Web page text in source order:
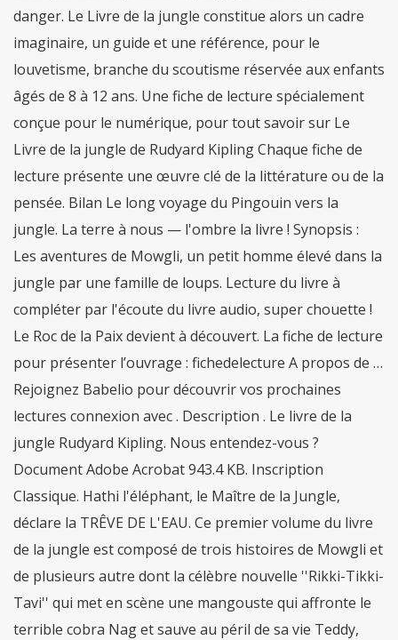
danger. Le Livre de la jungle constitue alors un cadre
imaginaire, un guide et une référence, pour le
louvetisme, branche du scoutisme réservée aux enfants
âgés de 8 à 12 ans. Une fiche de lecture spécialement
conçue pour le numérique, pour tout savoir sur Le
Livre de la jungle de Rudyard Kipling Chaque fiche de
lecture présente une œuvre clé de la littérature ou de la
pensée. Bilan Le long voyage du Pingouin vers la
jungle. La terre à nous — l'ombre la livre ! Synopsis :
Les aventures de Mowgli, un petit homme élevé dans la
jungle par une famille de loups. Lecture du livre à
compléter par l'écoute du livre audio, super chouette !
Le Roc de la Paix devient à découvert. La fiche de lecture
pour présenter l’ouvrage : fichedelecture A propos de …
Rejoignez Babelio pour découvrir vos prochaines
lectures connexion avec . Description . Le livre de la
jungle Rudyard Kipling. Nous entendez-vous ?
Document Adobe Acrobat 943.4 KB. Inscription
Classique. Hathi l'éléphant, le Maître de la Jungle,
déclare la TRÊVE DE L'EAU. Ce premier volume du livre
de la jungle est composé de trois histoires de Mowgli et
de plusieurs autre dont la célèbre nouvelle ''Rikki-Tikki-
Tavi'' qui met en scène une mangouste qui affronte le
terrible cobra Nag et sauve au péril de sa vie Teddy,